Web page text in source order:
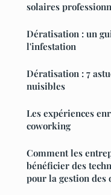
solaires
Dératisation : un
l'infestation
Dératisation : 7
nuisibles
Les expériences
coworking
Comment les
bénéficier des
pour la gestion des